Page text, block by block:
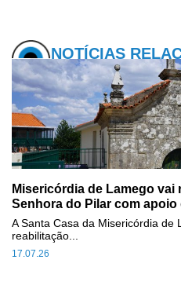
NOTÍCIAS
Misericórdia de Lamego vai
Senhora do Pilar com apoio
17.07.26
A Santa Casa da Misericórdia de
reabilitação...